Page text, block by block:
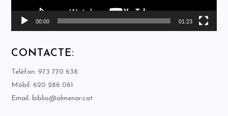
00:00 01:23
CONTACTE:
Telèfon: 973 770 638
Mòbil: 620 286 061
Email: biblio@almenar.cat